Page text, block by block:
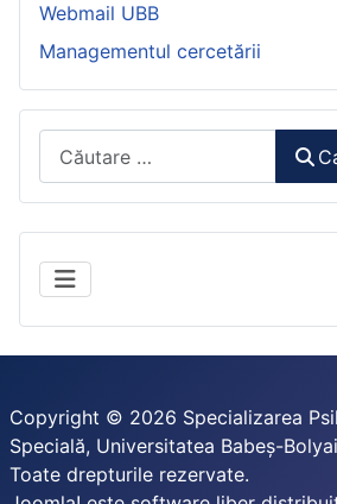
Webmail UBB
Managementul cercetării
Copyright © 2026 Specializarea
Specială, Universitatea Babeș-
Toate drepturile rezervate.